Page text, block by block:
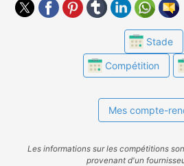
Stade
Compétition
Mes compte-
Les informations sur les compétitions
provenant d'un